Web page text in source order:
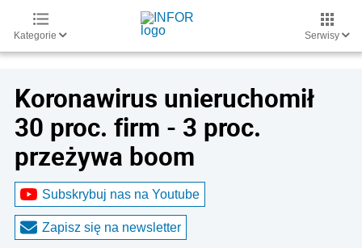
Kategorie Serwisy
Koronawirus unieruchomił
30 proc. firm - 3 proc.
przeżywa boom
Subskrybuj nas na Youtube
Zapisz się na newsletter